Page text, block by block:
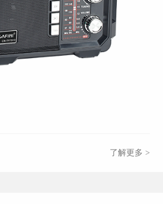
了解更多 >